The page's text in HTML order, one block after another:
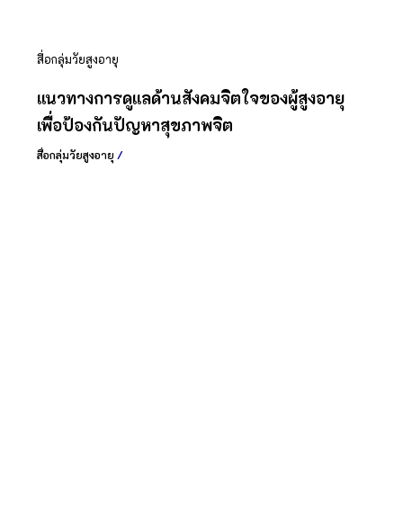
สื่อกลุ่มวัยสูงอายุ
แนวทางการดูแลด้านสังคมจิตใจของผู้สูงอายุ
เพื่อป้องกันปัญหาสุขภาพจิต
สื่อกลุ่มวัยสูงอายุ /